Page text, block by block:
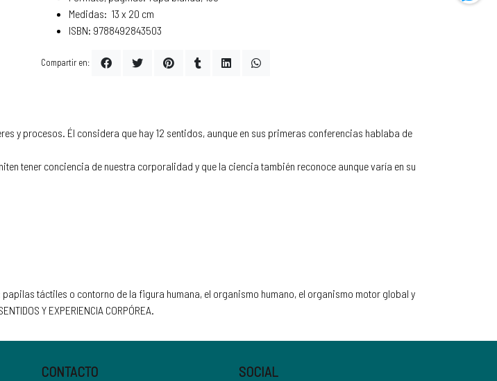
Medidas: 13 x 20 cm
ISBN: 9788492843503
Compartir en:
y procesos. Él considera que hay 12 sentidos, aunque en sus primeras conferencias hablaba de
tener conciencia de nuestra corporalidad y que la ciencia también reconoce aunque varía en su
táctiles o contorno de la figura humana, el organismo humano, el organismo motor global y
Y EXPERIENCIA CORPÓREA.
CONTACTO SOCIAL